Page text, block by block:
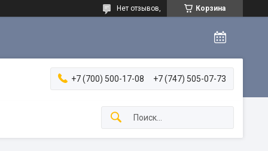
Корзина
Нет отзывов,
+7 (700) 500-17-08 +7 (747) 505-07-73